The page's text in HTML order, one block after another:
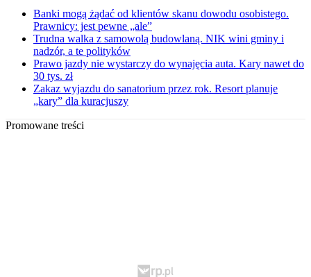
Banki mogą żądać od klientów skanu dowodu osobistego.
Prawnicy: jest pewne „ale”
Trudna walka z samowolą budowlaną. NIK wini gminy i
nadzór, a te polityków
Prawo jazdy nie wystarczy do wynajęcia auta. Kary nawet do
30 tys. zł
Zakaz wyjazdu do sanatorium przez rok. Resort planuje
„kary” dla kuracjuszy
Promowane treści